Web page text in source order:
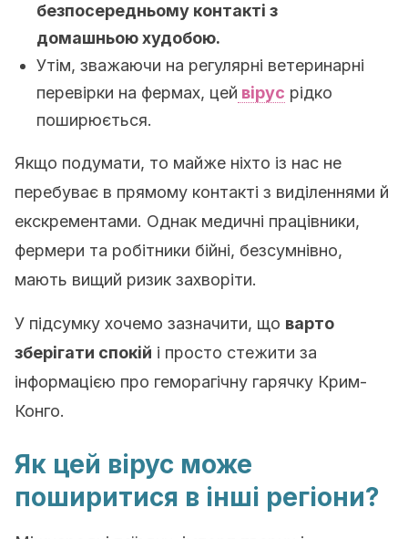
безпосередньому контакті з
домашньою худобою.
Утім, зважаючи на регулярні ветеринарні
перевірки на фермах, цей вірус рідко
поширюється.
Якщо подумати, то майже ніхто із нас не
перебуває в прямому контакті з виділеннями й
екскрементами. Однак медичні працівники,
фермери та робітники бійні, безсумнівно,
мають вищий ризик захворіти.
У підсумку хочемо зазначити, що варто
зберігати спокій і просто стежити за
інформацією про геморагічну гарячку Крим-
Конго.
Як цей вірус може
поширитися в інші регіони?